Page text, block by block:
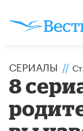
СЕРИАЛЫ //
8